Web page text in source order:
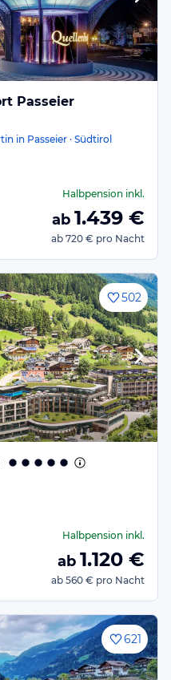
Passeier
in Passeier · Südtirol
Halbpension inkl.
ab 1.439 €
ab 720 € pro Nacht
502
Halbpension inkl.
ab 1.120 €
ab 560 € pro Nacht
621